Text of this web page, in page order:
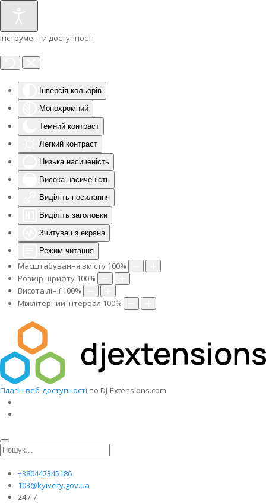
Інструменти доступності
Інверсія кольорів
Монохромний
Темний контраст
Легкий контраст
Низька насиченість
Висока насиченість
Виділіть посилання
Виділіть заголовки
Зчитувач з екрана
Режим читання
Масштабування вмісту 100%
Розмір шрифту 100%
Висота лінії 100%
Міжлітерний інтервал 100%
Плагін веб-доступності по DJ-Extensions.com
+380442345186
103@kyivcity.gov.ua
24 / 7